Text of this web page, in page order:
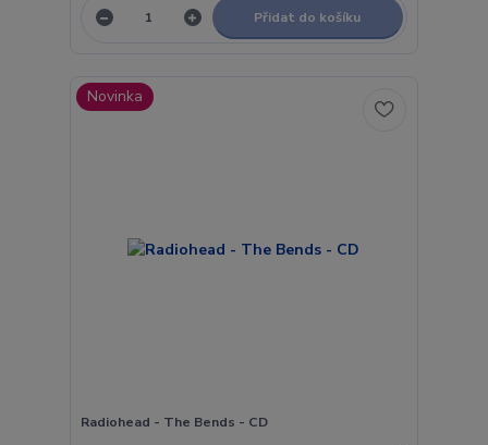
Přidat do košíku
Novinka
Radiohead - The Bends - CD